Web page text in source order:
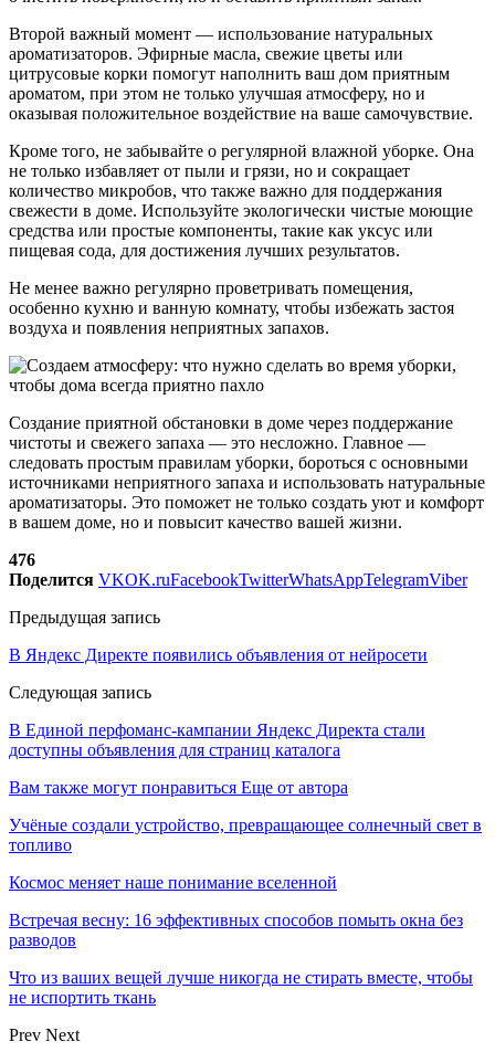
Второй важный момент — использование натуральных
ароматизаторов. Эфирные масла, свежие цветы или
цитрусовые корки помогут наполнить ваш дом приятным
ароматом, при этом не только улучшая атмосферу, но и
оказывая положительное воздействие на ваше самочувствие.
Кроме того, не забывайте о регулярной влажной уборке. Она
не только избавляет от пыли и грязи, но и сокращает
количество микробов, что также важно для поддержания
свежести в доме. Используйте экологически чистые моющие
средства или простые компоненты, такие как уксус или
пищевая сода, для достижения лучших результатов.
Не менее важно регулярно проветривать помещения,
особенно кухню и ванную комнату, чтобы избежать застоя
воздуха и появления неприятных запахов.
Создание приятной обстановки в доме через поддержание
чистоты и свежего запаха — это несложно. Главное —
следовать простым правилам уборки, бороться с основными
источниками неприятного запаха и использовать натуральные
ароматизаторы. Это поможет не только создать уют и комфорт
в вашем доме, но и повысит качество вашей жизни.
476
Поделится VKOK.ruFacebookTwitterWhatsAppTelegramViber
Предыдущая запись
В Яндекс Директе появились объявления от нейросети
Следующая запись
В Единой перфоманс-кампании Яндекс Директа стали
доступны объявления для страниц каталога
Вам также могут понравиться Еще от автора
Учёные создали устройство, превращающее солнечный свет в
топливо
Космос меняет наше понимание вселенной
Встречая весну: 16 эффективных способов помыть окна без
разводов
Что из ваших вещей лучше никогда не стирать вместе, чтобы
не испортить ткань
Prev Next